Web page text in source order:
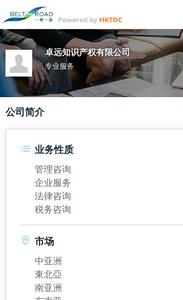
卓远知识产权有限公司
专业服务
公司简介
业务性质
管理咨询
企业服务
法律咨询
税务咨询
市场
中亚洲
東北亞
南亚洲